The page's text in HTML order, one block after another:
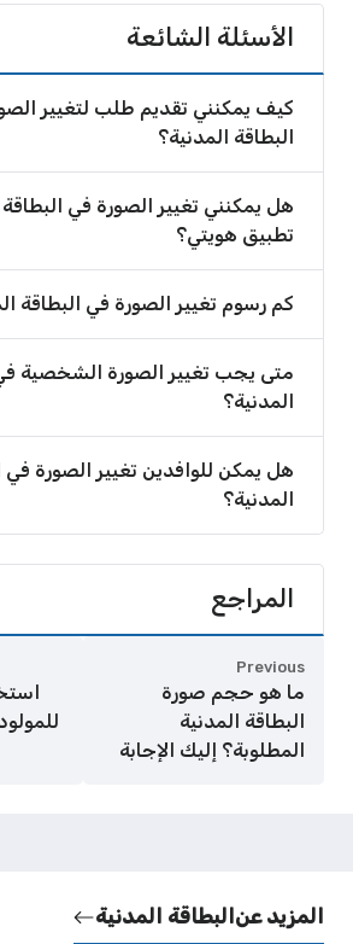
الأسئلة الشائعة
كيف يمكنني تقديم طلب لتغيير
البطاقة المدنية؟
هل يمكنني تغيير الصورة في البطاقة
تطبيق هويتي؟
كم رسوم تغيير الصورة في البطاقة
متى يجب تغيير الصورة الشخصية
المدنية؟
هل يمكن للوافدين تغيير الصورة في
المدنية؟
المراجع
Previous
ما هو حجم صورة
البطاقة المدنية
المطلوبة؟ إليك الإجابة
المزيد عنالبطاقة المدنية